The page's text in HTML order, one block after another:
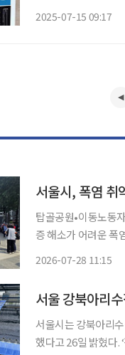
2025-07-15 09:17
서울시, 폭염
탑골공원•이동노동자쉼
증 해소가 어려운 폭
2026-07-28 11:15
서울 강북아리
서울시는 강북아리
했다고 26일 밝혔다. ‘정수장 위생안전 인증제’는 2020년 타지역 수돗물 유충 사고를 계기로